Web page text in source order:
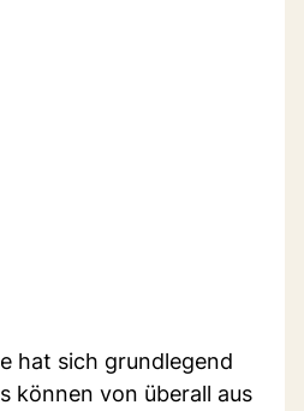
hat sich grundlegend
können von überall aus